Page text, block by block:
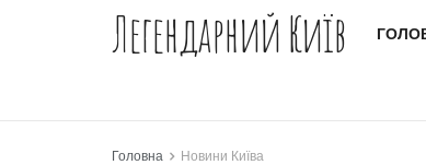
Легендарний Київ
Головна Новини Київа